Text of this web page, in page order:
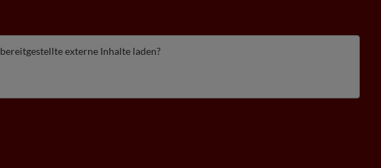
bereitgestellte externe Inhalte laden?